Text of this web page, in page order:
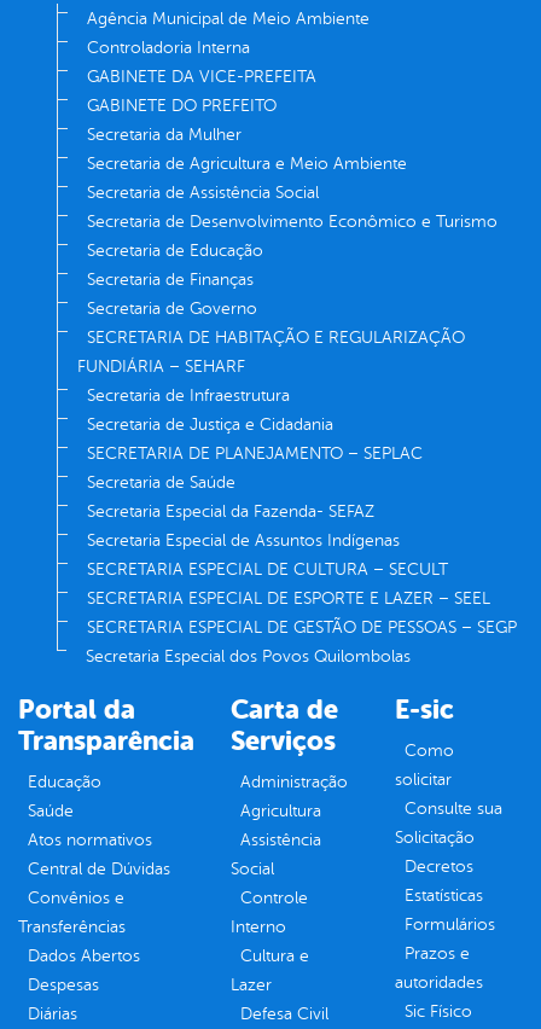
Agência Municipal de Meio Ambiente
Controladoria Interna
GABINETE DA VICE-PREFEITA
GABINETE DO PREFEITO
Secretaria da Mulher
Secretaria de Agricultura e Meio Ambiente
Secretaria de Assistência Social
Secretaria de Desenvolvimento Econômico e Turismo
Secretaria de Educação
Secretaria de Finanças
Secretaria de Governo
SECRETARIA DE HABITAÇÃO E REGULARIZAÇÃO
FUNDIÁRIA – SEHARF
Secretaria de Infraestrutura
Secretaria de Justiça e Cidadania
SECRETARIA DE PLANEJAMENTO – SEPLAC
Secretaria de Saúde
Secretaria Especial da Fazenda- SEFAZ
Secretaria Especial de Assuntos Indígenas
SECRETARIA ESPECIAL DE CULTURA – SECULT
SECRETARIA ESPECIAL DE ESPORTE E LAZER – SEEL
SECRETARIA ESPECIAL DE GESTÃO DE PESSOAS – SEGP
Secretaria Especial dos Povos Quilombolas
Portal da
Transparência
Educação
Saúde
Atos normativos
Central de Dúvidas
Convênios e
Transferências
Dados Abertos
Despesas
Diárias
Carta de
Serviços
Administração
Agricultura
Assistência
Social
Controle
Interno
Cultura e
Lazer
Defesa Civil
E-sic
Como
solicitar
Consulte sua
Solicitação
Decretos
Estatísticas
Formulários
Prazos e
autoridades
Sic Físico